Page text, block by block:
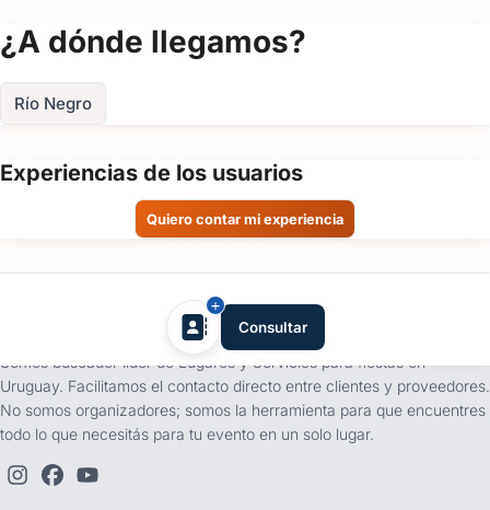
adaptamos a tus necesidades para hacer de tu fiesta un evento
especial.
Hacé que tu fiesta infantil sea inolvidable.
formulario de contacto y coordinemos los detalles para que
¿A dónde llegamos?
Río Negro
Experiencias de los usuarios
Quiero contar mi experiencia
evento
Fecha
Enviar consulta
Consultar
Somos buscador líder de Lugares y Servicios para fiestas en
Uruguay. Facilitamos el contacto directo entre clientes y proveedores.
No somos organizadores; somos la herramienta para que encuentres
todo lo que necesitás para tu evento en un solo lugar.